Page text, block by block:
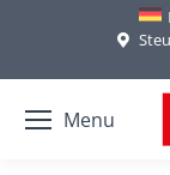
Menu